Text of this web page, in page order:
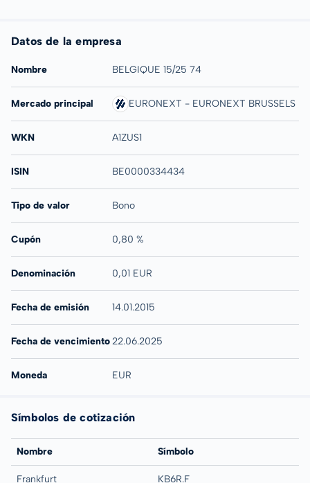
Datos de la empresa
Nombre BELGIQUE 15/25 74
Mercado principal EURONEXT - EURONEXT BRUSSELS
WKN A1ZUS1
ISIN BE0000334434
Tipo de valor Bono
Cupón 0,80 %
Denominación 0,01 EUR
Fecha de emisión 14.01.2015
Fecha de vencimiento22.06.2025
Moneda EUR
Símbolos de cotización
Nombre Símbolo
Frankfurt KB6R.F